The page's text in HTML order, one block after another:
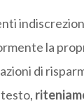
la
di